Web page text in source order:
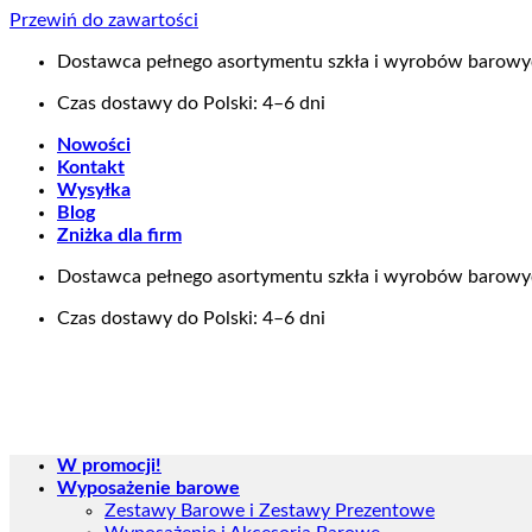
Przewiń do zawartości
Dostawca pełnego asortymentu szkła i wyrobów
Czas dostawy do Polski: 4–6 dni
Nowości
Kontakt
Wysyłka
Blog
Zniżka dla firm
Dostawca pełnego asortymentu szkła i wyrobów
Czas dostawy do Polski: 4–6 dni
W promocji!
Wyposażenie barowe
Zestawy Barowe i Zestawy Prezentowe